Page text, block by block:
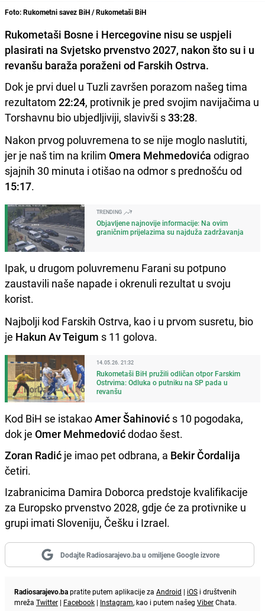
Foto: Rukometni savez BiH / Rukometaši BiH
Rukometaši Bosne i Hercegovine nisu se uspjeli
plasirati na Svjetsko prvenstvo 2027, nakon što su i u
revanšu baraža poraženi od Farskih Ostrva.
Dok je prvi duel u Tuzli završen porazom našeg tima
rezultatom 22:24, protivnik je pred svojim navijačima u
Torshavnu bio ubjedljiviji, slavivši s33:28.
Nakon prvog poluvremena to se nije moglo naslutiti,
jer je naš tim na krilim Omera Mehmedovića odigrao
sjajnih 30 minuta i otišao na odmor s prednošću od
15:17.
TRENDING
Objavljene najnovije informacije: Na ovim
graničnim prijelazima su najduža zadržavanja
Ipak, u drugom poluvremenu Farani su potpuno
zaustavili naše napade i okrenuli rezultat u svoju
korist.
Najbolji kod Farskih Ostrva, kao i u prvom susretu, bio
je Hakun Av Teigum s 11 golova.
14.05.26. 21:32
Rukometaši BiH pružili odličan otpor Farskim
Ostrvima: Odluka o putniku na SP pada u
revanšu
Kod BiH se istakaoAmer Šahinović s 10 pogodaka,
dok je Omer Mehmedovićdodao šest.
Zoran Radić je imao pet odbrana, a Bekir Čordalija
četiri.
Izabranicima Damira Doborca predstoje kvalifikacije
za Europsko prvenstvo 2028, gdje će za protivnike u
grupi imati Sloveniju, Češku i Izrael.
Dodajte Radiosarajevo.ba u omiljene Google izvore
Radiosarajevo.bapratite putem aplikacije za Android | iOS i društvenih
mreža Twitter | Facebook | Instagram, kao i putem našeg ViberChata.